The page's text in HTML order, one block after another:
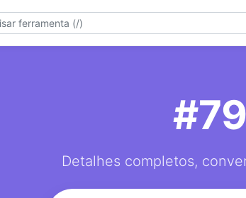
Detalhes completos,